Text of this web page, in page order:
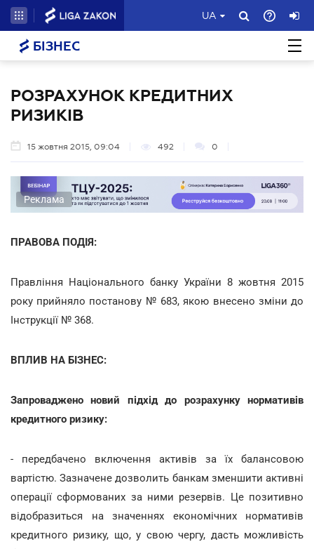
UA
БІЗНЕС
РОЗРАХУНОК КРЕДИТНИХ
РИЗИКІВ
15 жовтня 2015, 09:04 492 0
Реклама
ПРАВОВА ПОДІЯ:
Правління Національного банку України 8 жовтня 2015
року прийняло постанову № 683, якою внесено зміни до
Інструкції № 368.
ВПЛИВ НА БІЗНЕС:
Запроваджено новий підхід до розрахунку нормативів
кредитного ризику:
- передбачено включення активів за їх балансовою
вартістю. Зазначене дозволить банкам зменшити активні
операції сформованих за ними резервів. Це позитивно
відобразиться на значеннях економічних нормативів
кредитного ризику, що, у свою чергу, дасть можливість